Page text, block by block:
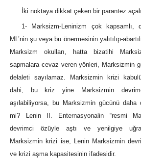
İki noktaya dikkat çeken bir parantez
1- Marksizm-Leninizm çok kapsamlı,
ML’nin şu veya bu önermesinin yalıtılıp-
Marksizm okulları, hatta bizatihi
sapmalara cevaz veren yönleri, Marksizmin
delaleti sayılamaz. Marksizmin krizi
dahi, bu kriz yine Marksizmin
aşılabiliyorsa, bu Marksizmin gücünü daha
mi? Lenin II. Enternasyonalin “resmi
devrimci özüyle aştı ve yenilgiye
Marksizmin krizi ise, Lenin Marksizmin
ve krizi aşma kapasitesinin ifadesidir.